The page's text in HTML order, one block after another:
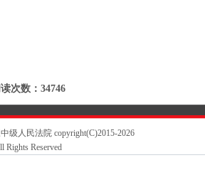
次数：34746
级人民法院 copyright(C)2015-2026
Rights Reserved